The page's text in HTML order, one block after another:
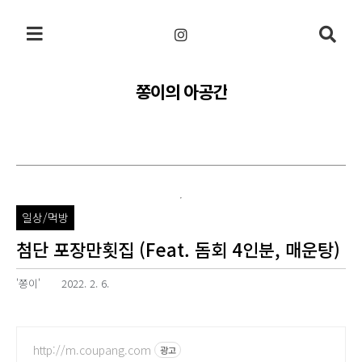
쫑이의 아공간
일상/먹방
첨단 포장만횟집 (Feat. 돔회 4인분, 매운탕)
'쫑이' 2022. 2. 6.
http://m.coupang.com 광고